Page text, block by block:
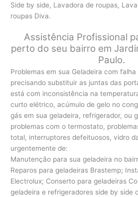
Side by side, Lavadora de roupas,
roupas Diva.
Assistência Profissional
perto do seu bairro em
Paulo.
Problemas em sua Geladeira com
precisando substituir as juntas das
está com inconsistência na
curto elétrico, acúmulo de gelo no
gás em sua geladeira, refrigerador, ou
problemas com o termostato,
total, interruptores defeituosos, vidro
urgentemente de:
Manutenção para sua geladeira no
Reparos para geladeiras Brastemp;
Electrolux; Conserto para geladeiras
geladeira e refrigeradores side by side